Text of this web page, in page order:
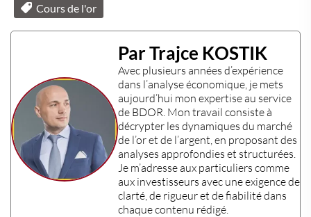
Cours de l'or
Par Trajce KOSTIK
Avec plusieurs années d’expérience
dans l’analyse économique , je mets
aujourd’hui mon expertise au service
de BDOR . Mon travail consiste à
décrypter les dynamiques du marché
de l’oret de l’argent , en proposant des
analyses approfondies et structurées.
Je m’adresse aux particuliers comme
aux investisseurs avec une exigence de
clarté, de rigueur et de fiabilité dans
chaque contenu rédigé.